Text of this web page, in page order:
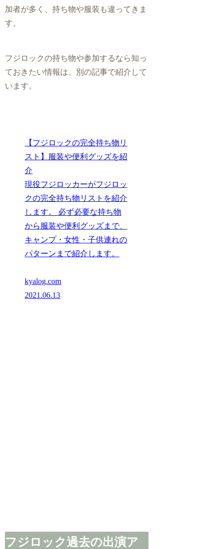
加者が多く、持ち物や服装も違ってきま
す。
フジロックの持ち物や参加するなら知っ
ておきたい情報は、別の記事で紹介して
います。
【フジロックの完全持ち物リ
スト】服装や便利グッズを紹
介
現役フジロッカーがフジロッ
クの完全持ち物リストを紹介
します。 必ず必要な持ち物
から服装や便利グッズまで、
キャンプ・女性・子供連れの
パターンまで紹介します。
kyalog.com
2021.06.13
フジロック過去の出演ア